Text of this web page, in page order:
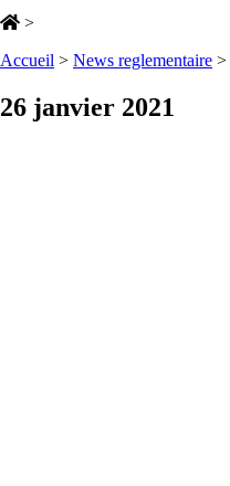
>
Accueil > News reglementaire >
26 janvier 2021